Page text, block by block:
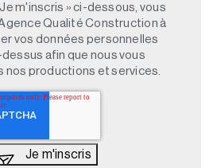
Je m'inscris » ci-dessous, vous
Qualité Construction à
vos données personnelles
afin que nous vous
nos productions et services.